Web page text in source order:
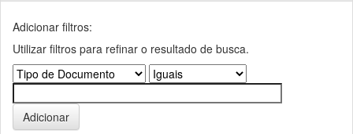
Adicionar filtros:
Utilizar filtros para refinar o resultado de busca.